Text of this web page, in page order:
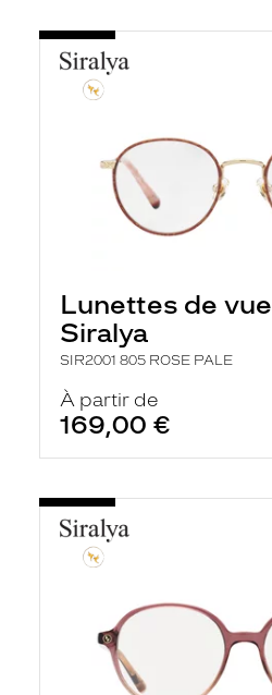
Lunettes de vue
Siralya
SIR2001 805 ROSE PALE
À partir de
169,00 €